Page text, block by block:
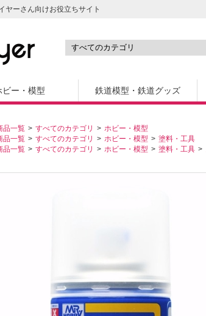
ヤーさん向けお役立ちサイト
ビー・模型 鉄道模型・鉄道グッズ
品一覧 すべてのカテゴリ
ホビー・模型
品一覧 すべてのカテゴリ ホビー・模型
塗料・工具
品一覧 すべてのカテゴリ ホビー・模型 塗料・工具